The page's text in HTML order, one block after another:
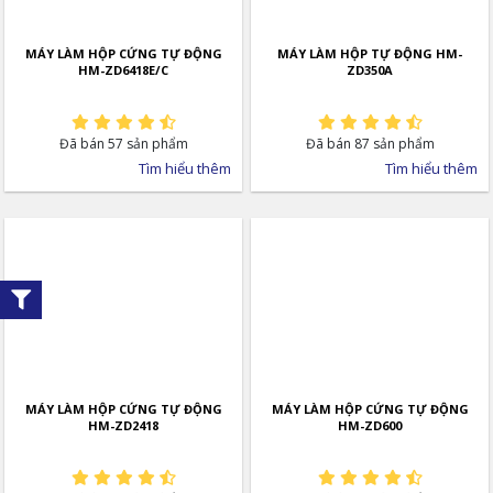
Máy làm thùng carton có sử dụng bộ phận nạp, bộ
Trọng lượng của máy là: 1,6T.
Độ chính xác là: ằng 1.0mm.
Kích thước tối đa mà máy có thể cắt là:
MÁY LÀM HỘP CỨNG TỰ ĐỘNG
HM-ZD6418E/C
Đã bán 57 sản phẩm
Tìm hiểu thêm
MÁY LÀM HỘP TỰ ĐỘNG HM-
ZD350A
Đã bán 87 sản phẩm
Tìm hiểu thêm
MÁY LÀM HỘP CỨNG TỰ ĐỘNG
HM-ZD2418
MÁY LÀM HỘP CỨNG TỰ ĐỘNG
HM-ZD600